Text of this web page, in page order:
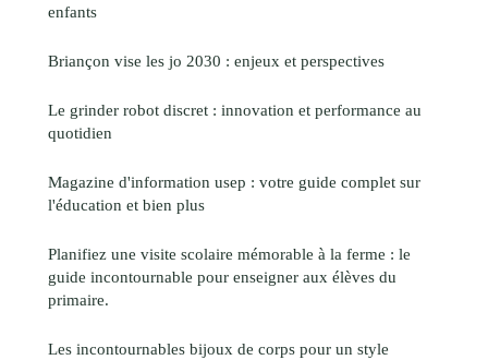
enfants
Briançon vise les jo 2030 : enjeux et perspectives
Le grinder robot discret : innovation et performance au
quotidien
Magazine d'information usep : votre guide complet sur
l'éducation et bien plus
Planifiez une visite scolaire mémorable à la ferme : le
guide incontournable pour enseigner aux élèves du
primaire.
Les incontournables bijoux de corps pour un style